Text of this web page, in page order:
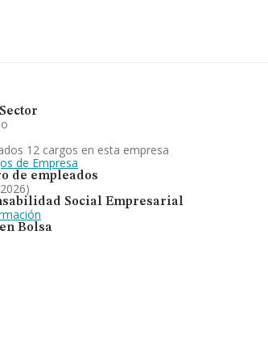
12 cargos en esta empresa
de Empresa
de empleados
Social Empresarial
Bolsa